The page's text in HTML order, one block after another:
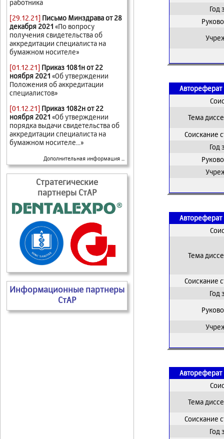
работника
[29.12.21] Письмо Минздрава от 28
декабря 2021 «По вопросу
получения свидетельства об
аккредитации специалиста на
бумажном носителе»
[01.12.21] Приказ 1081н от 22
ноября 2021 «Об утверждении
Положения об аккредитации
специалистов»
[01.12.21] Приказ 1082н от 22
ноября 2021 «Об утверждении
порядка выдачи свидетельства об
аккредитации специалиста на
бумажном носителе...»
Дополнительная информация ...
Стратегические
партнеры СтАР
Информационные партнеры
СтАР
Год
Автореферат
Тема
Соискание
Год
Автореферат
Тема
Соискание
Год
Автореферат
Тема
Соискание
Год